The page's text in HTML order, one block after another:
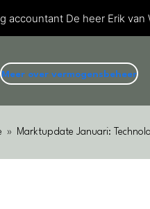
accountant De heer Erik van
Meer over vermogensbeheer
» Marktupdate Januari: